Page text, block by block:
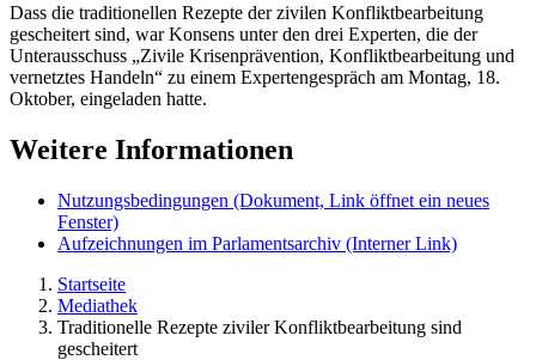
Dass die traditionellen Rezepte der zivilen Konfliktbearbeitung
gescheitert sind, war Konsens unter den drei Experten, die der
Unterausschuss „Zivile Krisenprävention, Konfliktbearbeitung und
vernetztes Handeln“ zu einem Expertengespräch am Montag, 18.
Oktober, eingeladen hatte.
Weitere Informationen
Nutzungsbedingungen (Dokument, Link öffnet ein neues
Fenster)
Aufzeichnungen im Parlamentsarchiv (Interner Link)
Startseite
Mediathek
Traditionelle Rezepte ziviler Konfliktbearbeitung sind
gescheitert